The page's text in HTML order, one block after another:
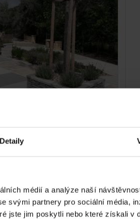
Detaily
médií a analýze naší
svými partnery pro sociální média,
jste jim poskytli nebo které získali v
nová střecha vypadat v
Jsme jediní na
>